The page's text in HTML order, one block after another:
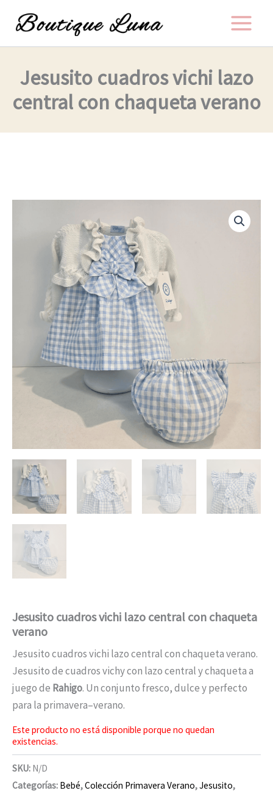
Jesusito cuadros vichi lazo
central con chaqueta verano
Jesusito cuadros vichi lazo central con chaqueta
verano
Jesusito cuadros vichi lazo central con chaqueta verano.
Jesusito de cuadros vichy con lazo central y chaqueta a
juego de Rahigo. Un conjunto fresco, dulce y perfecto
para la primavera–verano.
Este producto no está disponible porque no quedan
existencias.
SKU: N/D
Categorías: Bebé,Colección Primavera Verano,Jesusito,